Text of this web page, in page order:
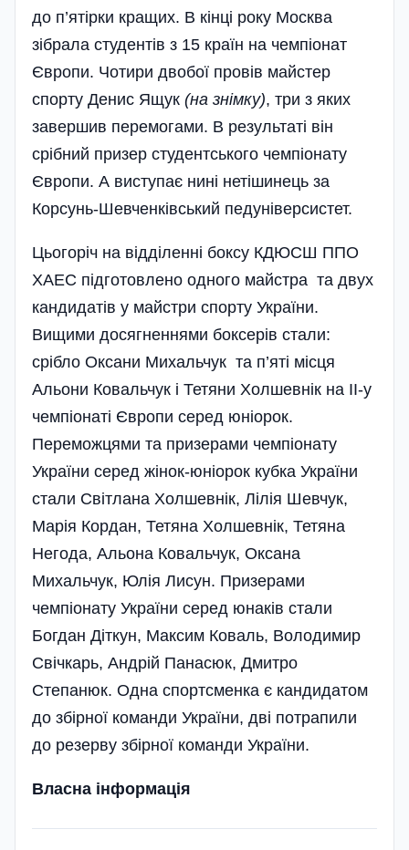
до п’ятірки кращих. В кінці року Москва
зібрала студентів з 15 країн на чемпіонат
Європи. Чотири двобої провів майстер
спорту Денис Ящук (на знімку), три з яких
завершив перемогами. В результаті він
срібний призер студентського чемпіонату
Європи. А виступає нині нетішинець за
Корсунь-Шевченківський педуніверсистет.
Цьогоріч на відділенні боксу КДЮСШ ППО
ХАЕС підготовлено одного майстра та двух
кандидатів у майстри спорту України.
Вищими досягненнями боксерів стали:
срібло Оксани Михальчук та п’яті місця
Альони Ковальчук і Тетяни Холшевнік на II-у
чемпіонаті Європи серед юніорок.
Переможцями та призерами чемпіонату
України серед жінок-юніорок кубка України
стали Світлана Холшевнік, Лілія Шевчук,
Марія Кордан, Тетяна Холшевнік, Тетяна
Негода, Альона Ковальчук, Оксана
Михальчук, Юлія Лисун. Призерами
чемпіонату України серед юнаків стали
Богдан Діткун, Максим Коваль, Володимир
Свічкарь, Андрій Панасюк, Дмитро
Степанюк. Одна спортсменка є кандидатом
до збірної команди України, дві потрапили
до резерву збірної команди України.
Власна інформація